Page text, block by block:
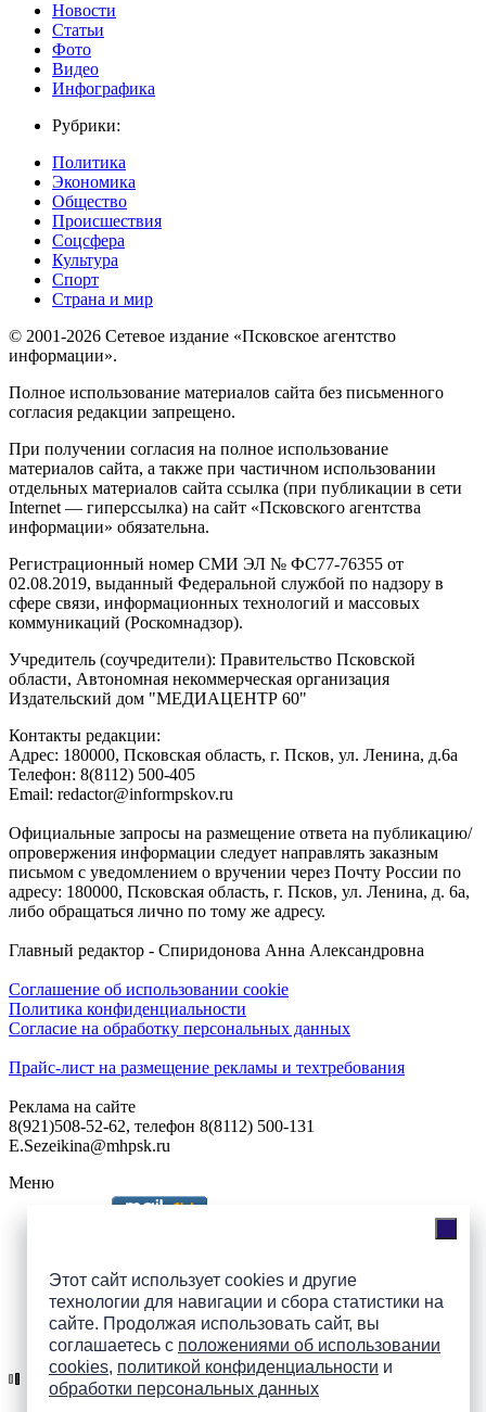
Этот сайт использует cookies и другие
технологии для навигации и сбора статистики на
сайте. Продолжая использовать сайт, вы
соглашаетесь с положениями об использовании
cookies, политикой конфиденциальности и
обработки персональных данных
Новости
Статьи
Фото
Видео
Инфографика
Рубрики:
Политика
Экономика
Общество
Происшествия
Соцсфера
Культура
Спорт
Страна и мир
© 2001-2026 Сетевое издание «Псковское агентство
информации».
Полное использование материалов сайта без письменного
согласия редакции запрещено.
При получении согласия на полное использование
материалов сайта, а также при частичном использовании
отдельных материалов сайта ссылка (при публикации в сети
Internet — гиперссылка) на сайт «Псковского агентства
информации» обязательна.
Регистрационный номер СМИ ЭЛ № ФС77-76355 от
02.08.2019, выданный Федеральной службой по надзору в
сфере связи, информационных технологий и массовых
коммуникаций (Роскомнадзор).
Учредитель (соучредители): Правительство Псковской
области, Автономная некоммерческая организация
Издательский дом "МЕДИАЦЕНТР 60"
Контакты редакции:
Адреc: 180000, Псковская область, г. Псков, ул. Ленина, д.6а
Телефон: 8(8112) 500-405
Email: redactor@informpskov.ru
Официальные запросы на размещение ответа на публикацию/
опровержения информации следует направлять заказным
письмом с уведомлением о вручении через Почту России по
адресу: 180000, Псковская область, г. Псков, ул. Ленина, д. 6а,
либо обращаться лично по тому же адресу.
Главный редактор - Спиридонова Анна Александровна
Соглашение об использовании cookie
Политика конфиденциальности
Согласие на обработку персональных данных
Прайс-лист на размещение рекламы и техтребования
Реклама на сайте
8(921)508-52-62, телефон 8(8112) 500-131
E.Sezeikina@mhpsk.ru
Меню
Подпишись на группы
ПАИ в соцсетях!